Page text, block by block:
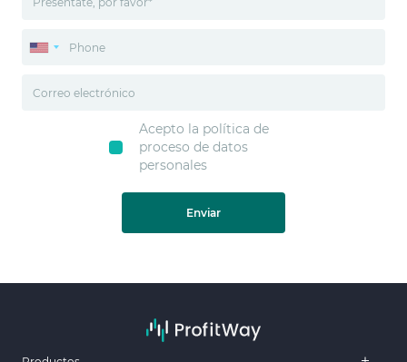
Acepto la política de
proceso de datos
personales
Enviar